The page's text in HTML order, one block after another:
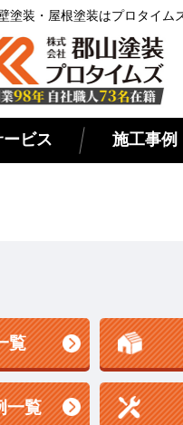
塗装・屋根塗装はプロタイム
ービス 施工事例
覧
一覧